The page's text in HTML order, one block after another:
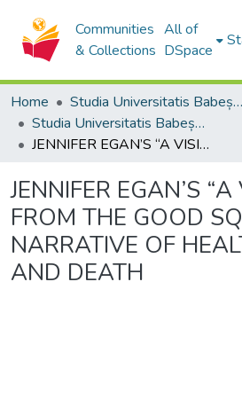
Communities
& Collections
All of
DSpace
Home
Studia Universitatis Babeș-Bolyai Collection
Studia Universitatis Babeș-Bolyai Philologia
JENNIFER EGAN’S “A VISION FROM THE GOOD SQUAD”: A NARRATIVE OF HEALTH, DISEASE, AND DEATH
JENNIFER EGAN’S
FROM THE GOOD
NARRATIVE OF
AND DEATH